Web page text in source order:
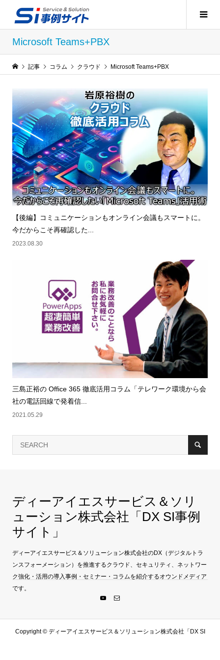
Microsoft Teams+PBX
記事 コラム クラウド Microsoft Teams+PBX
【後編】コミュニケーションもオンライン会議もスマートに。
今だからこそ再確認した...
2023.08.30
三島正裕の Office 365 徹底活用コラム「テレワーク環境から会
社の電話回線で発着信...
2021.05.29
ディーアイエスサービス＆ソリ
ューション株式会社「DX SI事例
サイト」
ディーアイエスサービス＆ソリューション株式会社のDX（デジタルトラ
ンスフォーメーション）を推進するクラウド、セキュリティ、ネットワー
ク強化・活用の導入事例・セミナー・コラムを紹介するオウンドメディア
です。
Copyright ©ディーアイエスサービス＆ソリューション株式会社「DX SI